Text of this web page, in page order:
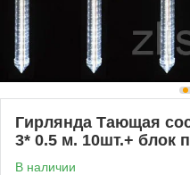
Гирлянда Тающая
3* 0.5 м. 10шт.+ блок
В наличии